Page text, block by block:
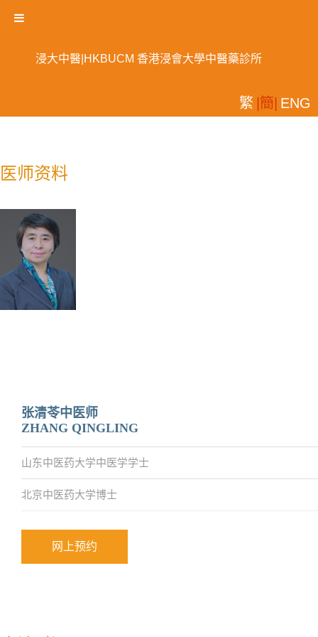
医师资料
张清苓中医师
ZHANG QINGLING
山东中医药大学中医学学士
北京中医药大学博士
网上预约
浸大中醫|HKBUCM 香港浸會大學中醫藥診所
繁 |簡| ENG